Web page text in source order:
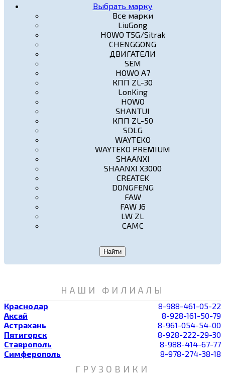
Выбрать марку
Все марки
LiuGong
HOWO T5G/Sitrak
CHENGGONG
ДВИГАТЕЛИ
SEM
HOWO A7
КПП ZL-30
LonKing
HOWO
SHANTUI
КПП ZL-50
SDLG
WAYTEKO
WAYTEKO PREMIUM
SHAANXI
SHAANXI X3000
CREATEK
DONGFENG
FAW
FAW J6
LW ZL
CAMC
Найти
НАШИ ФИЛИАЛЫ
Краснодар
8-988-461-05-22
Аксай
8-928-161-50-79
Астрахань
8-961-054-54-00
Пятигорск
8-928-222-29-30
Ставрополь
8-988-414-67-77
Симферополь
8-978-274-38-18
ГРУЗОВИКИ